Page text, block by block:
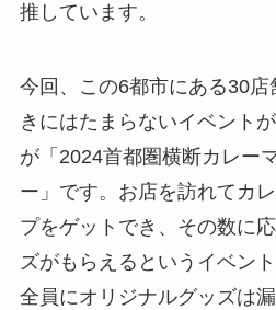
推しています。
今回、この6都市にある30
きにはたまらないイベント
が「2024首都圏横断カレー
ー」です。お店を訪れてカ
プをゲットでき、その数に
ズがもらえるというイベン
全員にオリジナルグッズは